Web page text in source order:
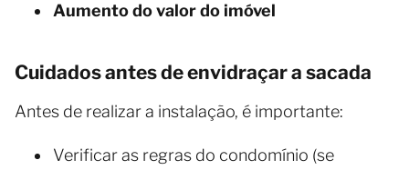
Aumento do valor do imóvel
Cuidados antes de envidraçar a sacada
Antes de realizar a instalação, é importante:
Verificar as regras do condomínio (se